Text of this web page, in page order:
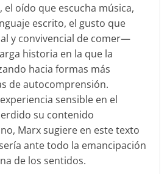
oído que escucha música,
escrito, el gusto que
y convivencial de comer—
historia en la que la
hacia formas más
de autocomprensión.
sensible en el
su contenido
Marx sugiere en este texto
ante todo la emancipación
de los sentidos.